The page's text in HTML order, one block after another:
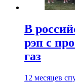
В
рэп с
газ
12 месяцев